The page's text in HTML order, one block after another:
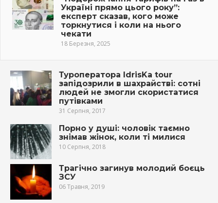
Україні прямо цього року”:
експерт сказав, кого може
торкнутися і коли на нього
чекати
18 Березня, 2025
Туроператора IdrisKa tour
запідозрили в шахрайстві: сотні
людей не змогли скористатися
путівками
31 Серпня, 2017
Порно у душі: чоловік таємно
знімав жінок, коли ті милися
10 Серпня, 2018
Трагічно загинув молодий боєць
ЗСУ
06 Травня, 2019